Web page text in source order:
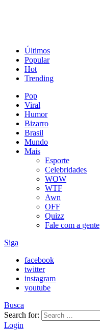
Últimos
Popular
Hot
Trending
Pop
Viral
Humor
Bizarro
Brasil
Mundo
Mais
Esporte
Celebridades
WOW
WTF
Awn
OFF
Quizz
Fale com a gente
Siga
facebook
twitter
instagram
youtube
Busca
Search for:
Login